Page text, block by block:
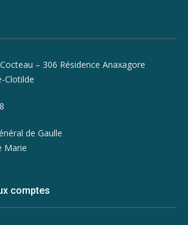
– 306 Résidence Anaxagore
Clotilde
de Gaulle
Marie
comptes